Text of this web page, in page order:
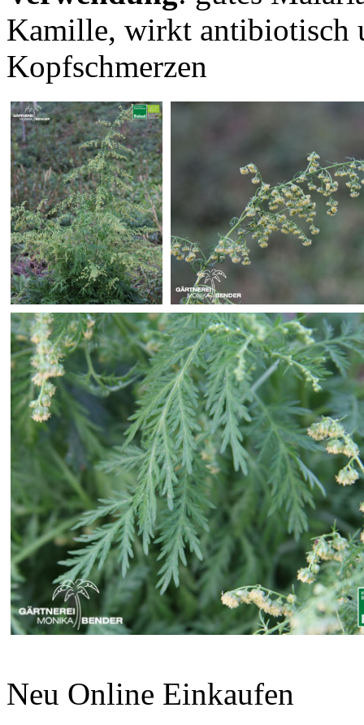
Kamille, wirkt antibiotisch
Kopfschmerzen
Neu Online Einkaufen